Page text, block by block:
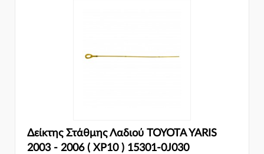
Δείκτης Στάθμης Λαδιού TOYOTA YARIS
2003 - 2006 ( XP10 ) 15301-0J030